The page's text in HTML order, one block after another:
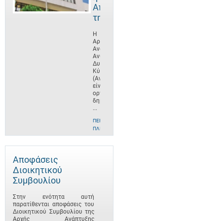
Αποστολή
της
Η
Αρχή
Ανάπτυξης
Ανθρώπινου
Δυναμικού
Κύπρου
(ΑνΑΔ)
είναι
οργανισμός
δημοσίου
...
ΠΕΡΙΣΣΌΤΕΡΕΣ
ΠΛΗΡΟΦΟΡΊΕΣ
Αποφάσεις
Διοικητικού
Συμβουλίου
Στην ενότητα αυτή
παρατίθενται αποφάσεις του
Διοικητικού Συμβουλίου της
Αρχής Ανάπτυξης